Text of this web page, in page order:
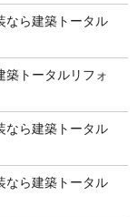
なら建築トータル
築トータルリフォ
なら建築トータル
なら建築トータル